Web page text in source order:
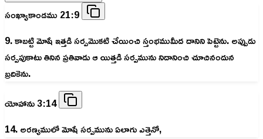
సంఖ్యాకాండము 21:9
9. కాబట్టి మోషే ఇత్తడి సర్పమొకటి చేయించి స్తంభముమీద దానిని పెట్టెను. అప్పుడు
సర్పపుకాటు తినిన ప్రతివాడు ఆ యిత్తడి సర్పమును నిదానించి చూచినందున
బ్రదికెను.
యోహాను 3:14
14. అరణ్యములో మోషే సర్పమును ఏలాగు ఎత్తెనో,